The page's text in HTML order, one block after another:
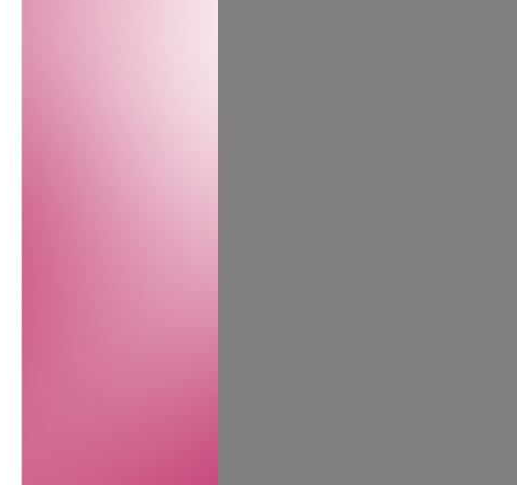
Reishi-sopp og
fuktighet til huden
hud.
reise mot bærekraft